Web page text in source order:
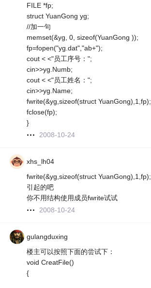
FILE *fp;
struct YuanGong yg;
//加一句
memset(&yg, 0, sizeof(YuanGong ));
fp=fopen("yg.dat","ab+");
cout < <"员工序号：";
cin>>yg.Numb;
cout < <"员工姓名：";
cin>>yg.Name;
fwrite(&yg,sizeof(struct YuanGong),1,fp);
fclose(fp);
}
2008-10-24
xhs_lh04
fwrite(&yg,sizeof(struct YuanGong),1,fp);
引起的吧
你不用结构使用成员fwrite试试
2008-10-24
gulangduxing
楼主可以按照下面的尝试下：
void CreatFile()
{